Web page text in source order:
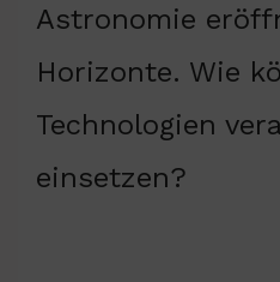
Astronomie
Horizonte. Wie
Technologien
einsetzen?